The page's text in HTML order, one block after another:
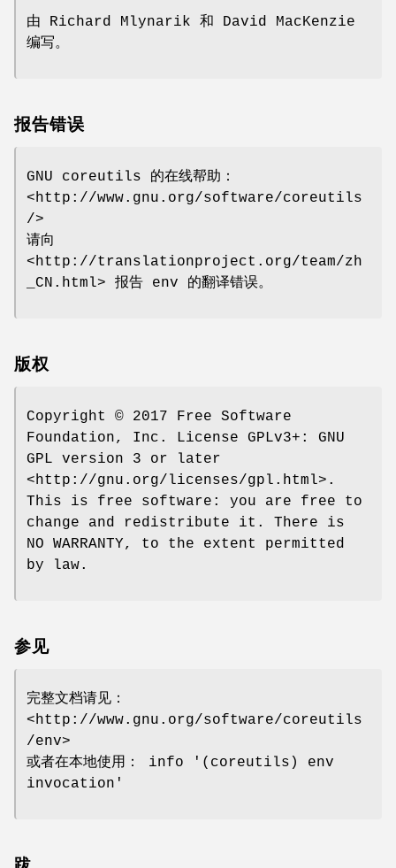
由 Richard Mlynarik 和 David MacKenzie
编写。
报告错误
GNU coreutils 的在线帮助：
<http://www.gnu.org/software/coreutils
/>
请向
<http://translationproject.org/team/zh
_CN.html> 报告 env 的翻译错误。
版权
Copyright © 2017 Free Software
Foundation, Inc. License GPLv3+: GNU
GPL version 3 or later
<http://gnu.org/licenses/gpl.html>.
This is free software: you are free to
change and redistribute it. There is
NO WARRANTY, to the extent permitted
by law.
参见
完整文档请见：
<http://www.gnu.org/software/coreutils
/env>
或者在本地使用： info '(coreutils) env
invocation'